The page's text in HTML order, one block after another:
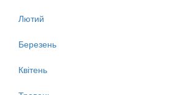
Лютий
Березень
Квітень